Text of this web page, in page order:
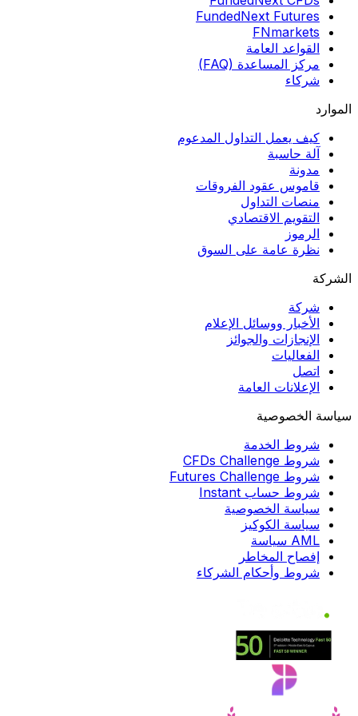
FundedNext Futures
FNmarkets
القواعد العامة
مركز المساعدة (FAQ)
شركاء
الموارد
كيف يعمل التداول المدعوم
آلة حاسبة
مدونة
قاموس عقود الفروقات
منصات التداول
التقويم الاقتصادي
الرموز
نظرة عامة على السوق
الشركة
شركة
الأخبار ووسائل الإعلام
الإنجازات والجوائز
الفعاليات
اتصل
الإعلانات العامة
سياسة الخصوصية
شروط الخدمة
شروط CFDs Challenge
شروط Futures Challenge
شروط حساب Instant
سياسة الخصوصية
سياسة الكوكيز
AML سياسة
إفصاح المخاطر
شروط وأحكام الشركاء